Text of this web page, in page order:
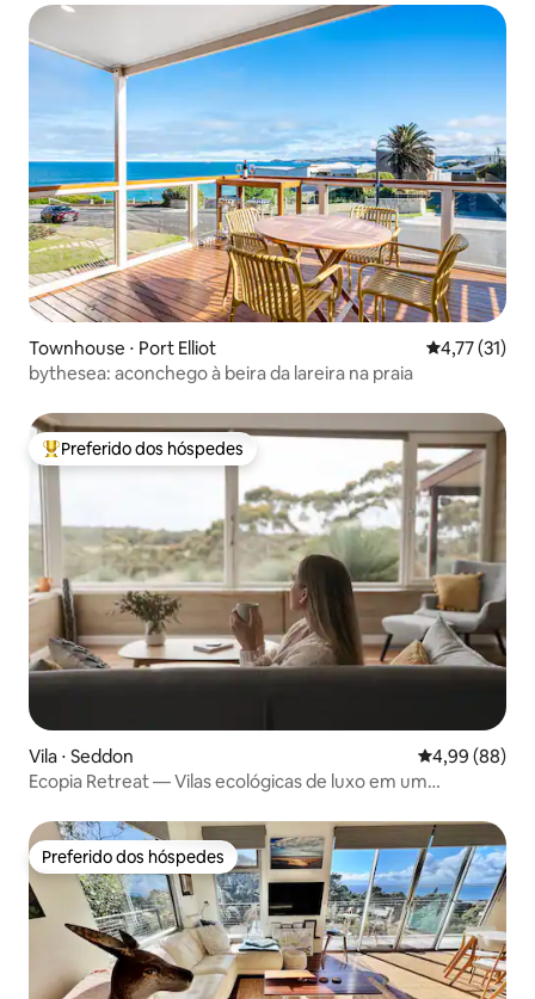
Townhouse ⋅ Port Elliot 4,77 de uma
4,77 (31)
bythesea: aconchego à beira da lareira na praia
Entre os melhores preferidos dos hóspedes
Preferido dos hóspedes
Vila ⋅ Seddon 4,99 de uma
4,99 (88)
Ecopia Retreat — Vilas ecológicas de luxo em um
Preferido dos hóspedes
Preferido dos hóspedes